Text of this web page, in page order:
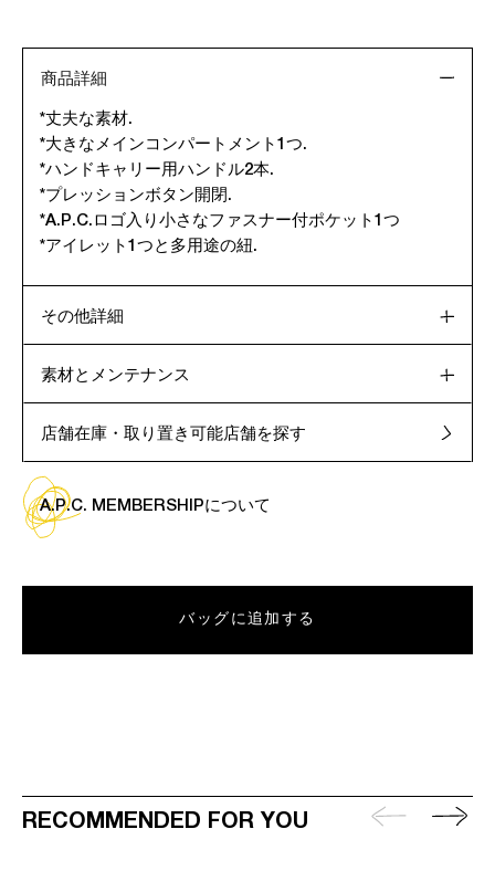
商品詳細
*丈夫な素材.
*大きなメインコンパートメント1つ.
*ハンドキャリー用ハンドル2本.
*プレッションボタン開閉.
*A.P.C.ロゴ入り小さなファスナー付ポケット1つ
*アイレット1つと多用途の紐.
その他詳細
素材とメンテナンス
店舗在庫・取り置き可能店舗を探す
A.P.C. MEMBERSHIPについて
バッグに追加する
RECOMMENDED FOR YOU